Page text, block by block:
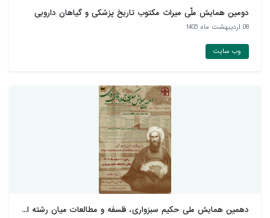
دومین همایش ملّی میراث مکتوب تاریخ پزشکی و گیاهان دارويی
08 ارديبهشت ماه 1405
وب سایت
دهمین همایش ملی حکیم سبزواری، فلسفه و مطالعات میان رشته ا...